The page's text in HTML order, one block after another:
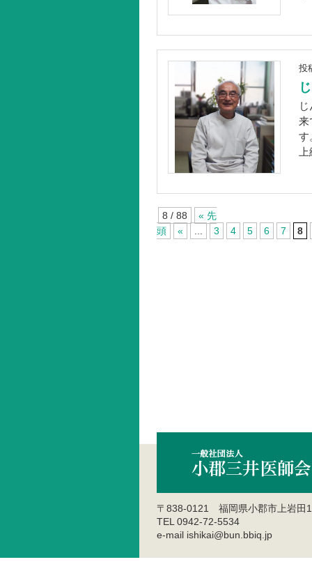
投
来
す
8 / 88
« 先
頭
« 3 4 5 6 7 8
〒838-0121 福岡県小郡市上岩田
TEL 0942-72-5534
e-mail ishikai@bun.bbiq.jp